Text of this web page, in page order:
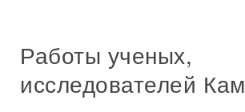
Работы ученых,
исследователей